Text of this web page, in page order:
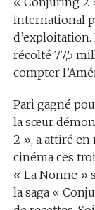
international
récolté 77,5
compter
Pari gagné
la sœur
2 », a attiré en
cinéma ces
« La Nonne »
la saga «